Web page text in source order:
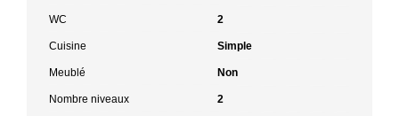
WC 2
Cuisine Simple
Meublé Non
Nombre niveaux 2